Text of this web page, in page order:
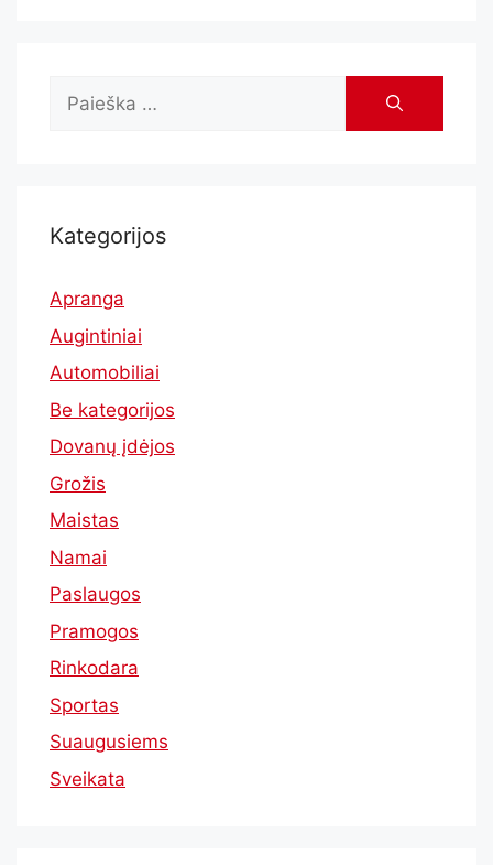
Kategorijos
Apranga
Augintiniai
Automobiliai
Be kategorijos
Dovanų įdėjos
Grožis
Maistas
Namai
Paslaugos
Pramogos
Rinkodara
Sportas
Suaugusiems
Sveikata